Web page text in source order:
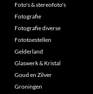
Foto's & stereofoto's
Fotografie
Fotografie diverse
Fototoestellen
Gelderland
Glaswerk & Kristal
Goud en Zilver
Groningen